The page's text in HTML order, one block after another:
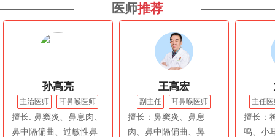
医师推荐
孙高亮
主治医师 耳鼻喉医师
擅长: 鼻窦炎、鼻息肉、
鼻中隔偏曲、过敏性鼻
王高宏
副主任 耳鼻喉医师
擅长：鼻窦炎、鼻息
肉、鼻中隔偏曲、鼻
主任
擅长：
鸣、小